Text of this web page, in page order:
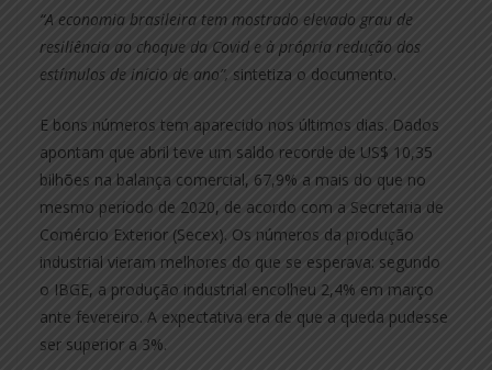
“A economia brasileira tem mostrado elevado grau de
resiliência ao choque da Covid e à própria redução dos
estímulos de início de ano”, sintetiza o documento.
E bons números tem aparecido nos últimos dias. Dados
apontam que abril teve um saldo recorde de US$ 10,35
bilhões na balança comercial, 67,9% a mais do que no
mesmo período de 2020, de acordo com a Secretaria de
Comércio Exterior (Secex). Os números da produção
industrial vieram melhores do que se esperava: segundo
o IBGE, a produção industrial encolheu 2,4% em março
ante fevereiro. A expectativa era de que a queda pudesse
ser superior a 3%.